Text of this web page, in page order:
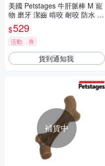
美國 Petstages 牛肝脈棒 M 寵
物 磨牙 潔齒 啃咬 耐咬 防水 狗
玩具 安全 寵物玩具
$529
活動 券
貨到通知我
補貨中